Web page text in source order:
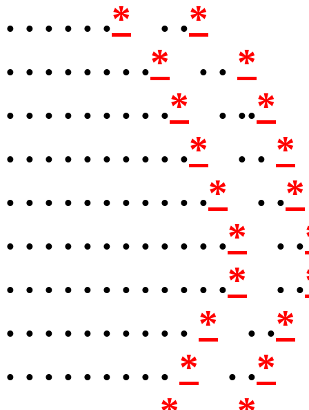
. . . . . .* . .*
. . . . . . . .* . . *
. . . . . . . . .* . ..*
. . . . . . . . . .* . . *
. . . . . . . . . . .* . .*
. . . . . . . . . . . .* . .
. . . . . . . . . . . .* . .
. . . . . . . . . . * . .*
. . . . . . . . . * . .*